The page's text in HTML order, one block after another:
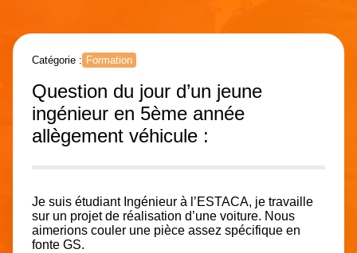
Catégorie : Formation
Question du jour d’un jeune
ingénieur en 5ème année
allègement véhicule :
Je suis étudiant Ingénieur à l’ESTACA, je travaille
sur un projet de réalisation d’une voiture. Nous
aimerions couler une pièce assez spécifique en
fonte GS.